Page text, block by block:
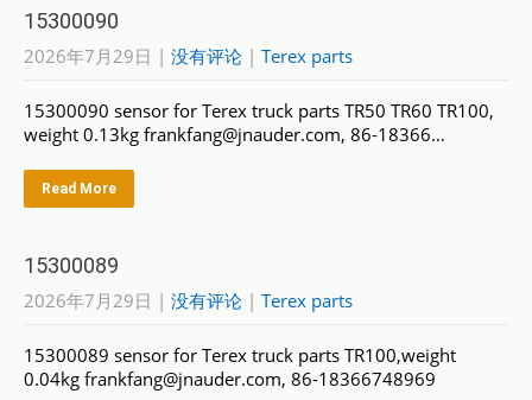
15300090
2026年7月29日 | 没有评论 | Terex parts
15300090 sensor for Terex truck parts TR50 TR60 TR100,
weight 0.13kg frankfang@jnauder.com, 86-18366…
Read More
15300089
2026年7月29日 | 没有评论 | Terex parts
15300089 sensor for Terex truck parts TR100,weight
0.04kg frankfang@jnauder.com, 86-18366748969